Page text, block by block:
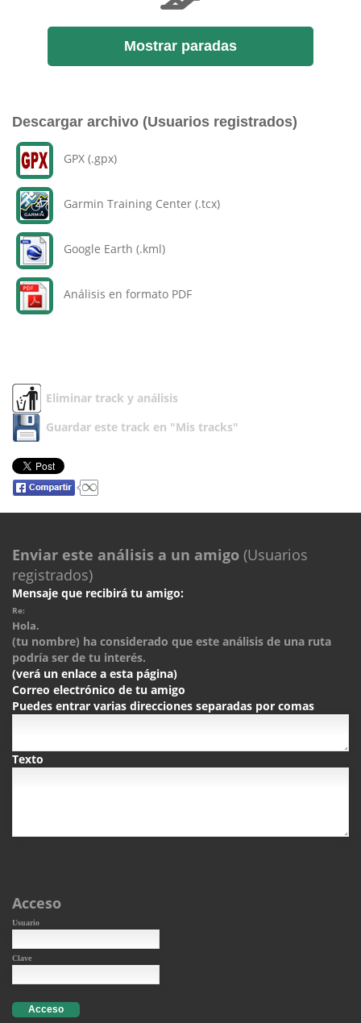
Mostrar paradas
Descargar archivo (Usuarios registrados)
GPX (.gpx)
Garmin Training Center (.tcx)
Google Earth (.kml)
Análisis en formato PDF
Eliminar track y análisis
Guardar este track en "Mis tracks"
Enviar este análisis a un amigo (Usuarios
registrados)
Mensaje que recibirá tu amigo:
Re:
Hola.
(tu nombre) ha considerado que este análisis de una ruta
podría ser de tu interés.
(verá un enlace a esta página)
Correo electrónico de tu amigo
Puedes entrar varias direcciones separadas por comas
Texto
Acceso
Usuario
Clave
Acceso